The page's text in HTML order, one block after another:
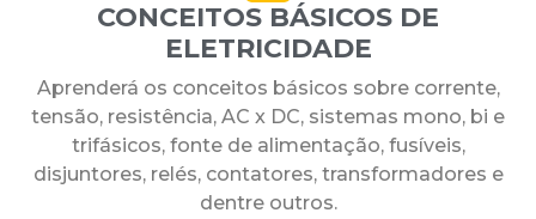
CONCEITOS BÁSICOS DE
ELETRICIDADE
Aprenderá os conceitos básicos sobre corrente,
tensão, resistência, AC x DC, sistemas mono, bi e
trifásicos, fonte de alimentação, fusíveis,
disjuntores, relés, contatores, transformadores e
dentre outros.